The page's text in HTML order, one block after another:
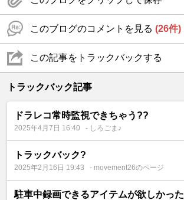
このブログのコメントを見る (26件)
この記事をトラックバックする
トラックバック記事
ドラレコ常時監視できちゃう??
2025年4月7日 16:40 - しろごま♪
トラックバック?
2025年2月16日 19:43 - movement26のページ
駐車中録画できるアイテムが欲しかった